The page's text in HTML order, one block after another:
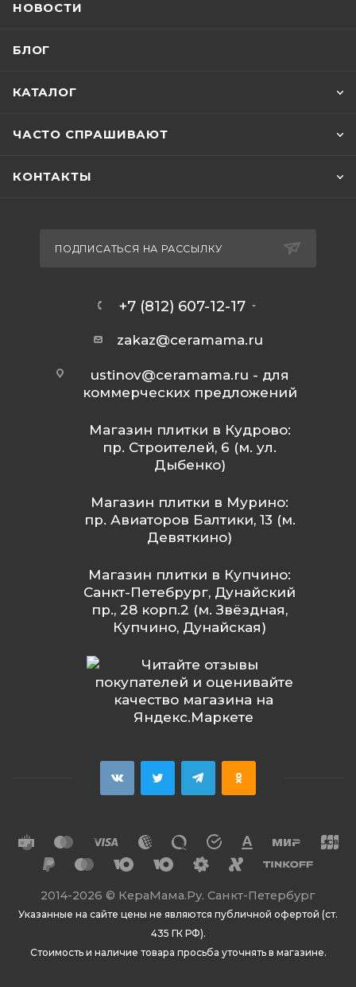
НОВОСТИ
БЛОГ
КАТАЛОГ
ЧАСТО СПРАШИВАЮТ
КОНТАКТЫ
ПОДПИСАТЬСЯ НА РАССЫЛКУ
+7 (812) 607-12-17
zakaz@ceramama.ru
ustinov@ceramama.ru - для
коммерческих предложений
Магазин плитки в Кудрово:
пр. Строителей, 6 (м. ул.
Дыбенко)
Магазин плитки в Мурино:
пр. Авиаторов Балтики, 13 (м.
Девяткино)
Магазин плитки в Купчино:
Санкт-Петебрург, Дунайский
пр., 28 корп.2 (м. Звёздная,
Купчино, Дунайская)
2014-2026 © КераМама.Ру. Санкт-Петербург
Указанные на сайте цены не являются публичной офертой (ст.
435 ГК РФ).
Стоимость и наличие товара просьба уточнять в магазине.